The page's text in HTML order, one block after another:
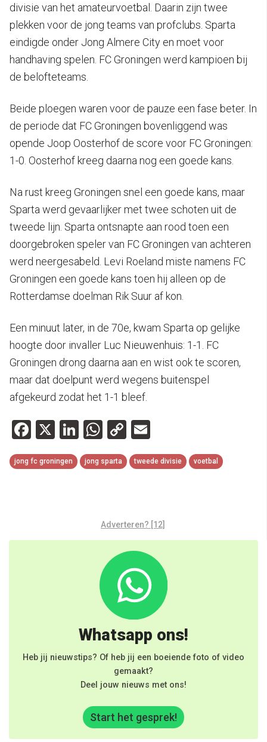
divisie van het amateurvoetbal. Daarin zijn twee
plekken voor de jong teams van profclubs. Sparta
eindigde onder Jong Almere City en moet voor
handhaving spelen. FC Groningen werd kampioen bij
de belofteteams.
Beide ploegen waren voor de pauze een fase beter. In
de periode dat FC Groningen bovenliggend was
opende Joop Oosterhof de score voor FC Groningen:
1-0. Oosterhof kreeg daarna nog een goede kans.
Na rust kreeg Groningen snel een goede kans, maar
Sparta werd gevaarlijker met twee schoten uit de
tweede lijn. Sparta ontsnapte aan rood toen een
doorgebroken speler van FC Groningen van achteren
werd neergesabeld. Levi Roeland miste namens FC
Groningen een goede kans toen hij alleen op de
Rotterdamse doelman Rik Suur af kon.
Een minuut later, in de 70e, kwam Sparta op gelijke
hoogte door invaller Luc Nieuwenhuis: 1-1. FC
Groningen drong daarna aan en wist ook te scoren,
maar dat doelpunt werd wegens buitenspel
afgekeurd zodat het 1-1 bleef.
Facebook
X LinkedIn
WhatsApp
Copy
Link
jong fc groningen jong sparta tweede divisie voetbal
Adverteren? [12]
Whatsapp ons!
Heb jij nieuwstips? Of heb jij een boeiende foto of video
gemaakt?
Deel jouw nieuws met ons!
Start het gesprek!